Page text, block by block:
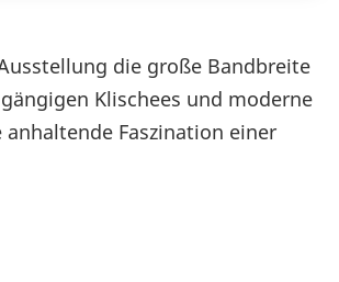
die große Bandbreite
Klischees und moderne
Faszination einer